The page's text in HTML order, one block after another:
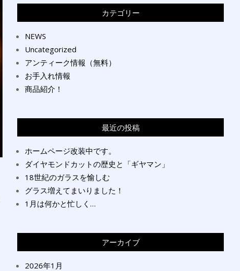
カテゴリー
NEWS
Uncategorized
アンティーク情報（無料）
お手入れ情報
商品紹介！
最近の投稿
ホームページ改装中です。
ダイヤモンドカットの歴史と「ギヤマン」
18世紀のガラスを愉しむ
グラス増えてまいりました！
1月は何かと忙しく…
アーカイブ
2026年1月